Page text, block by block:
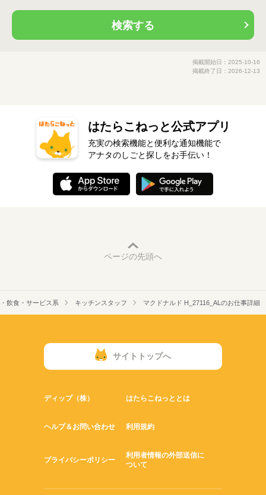
検索する
掲載開始日：2025-10-16
掲載終了日：2026-12-13
はたらこねっと公式アプリ
充実の検索機能と便利な通知機能で
アナタのしごと探しをお手伝い！
ページの先頭へ
飲食・サービス系 キッチンスタッフ マクドナルド H_27116_ALのお仕事詳細
サイトトップへ
ディップ（株） はたらこねっととは
ヘルプ＆お問い合わせ 利用規約
プライバシーポリシー
利用者情報の外部送信に
ついて